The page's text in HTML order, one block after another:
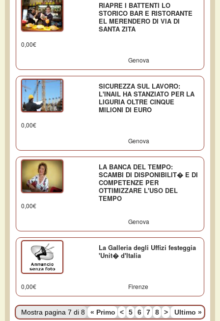
RIAPRE I BATTENTI LO
STORICO BAR E RISTORANTE
EL MERENDERO DI VIA DI
SANTA ZITA
0,00€
Genova
SICUREZZA SUL LAVORO:
L'INAIL HA STANZIATO PER LA
LIGURIA OLTRE CINQUE
MILIONI DI EURO
0,00€
Genova
LA BANCA DEL TEMPO:
SCAMBI DI DISPONIBILIT� E DI
COMPETENZE PER
OTTIMIZZARE L'USO DEL
TEMPO
0,00€
Genova
La Galleria degli Uffizi festeggia
'Unit� d'Italia
0,00€ Firenze
Mostra pagina 7 di 8 « Primo < 5 6 7 8 > Ultimo »